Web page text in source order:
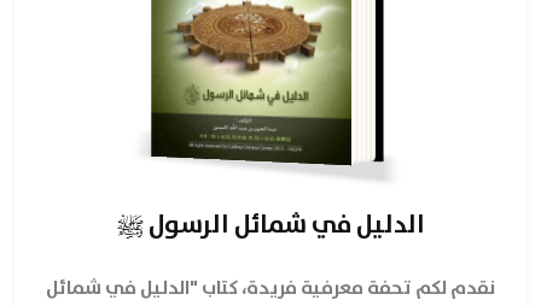
الدليل في شمائل الرسول ﷺ
نقدم لكم تحفة معرفية فريدة، كتاب "الدليل في شمائل